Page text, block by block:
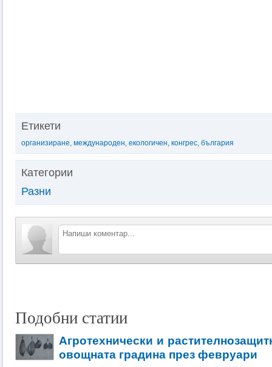
Етикети
организиране, международен, екологичен, конгрес, българия
Категории
Разни
Подобни статии
Агротехнически и
овощната градина през февруари